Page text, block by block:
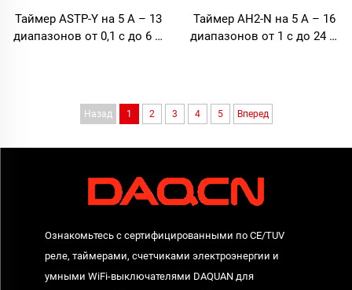
Таймер ASTP-Y на 5 А – 13
диапазонов от 0,1 с до 6 ч,
Таймер AH2-N на 5 А – 16
диапазонов от 1 с до 24 ч,
Назад 1 2 3 4 5 Вперед
Ознакомьтесь с сертифицированными по CE/TUV
реле, таймерами, счетчиками электроэнергии и
умными WiFi-выключателями DAQUAN для